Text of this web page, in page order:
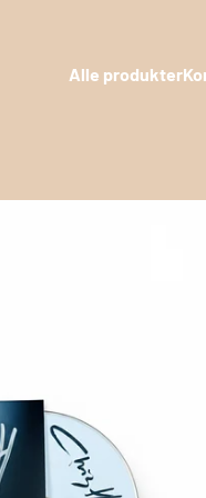
Alle produkter